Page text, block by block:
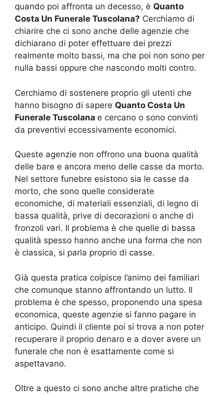
quando poi affronta un decesso, è Quanto
Costa Un Funerale Tuscolana? Cerchiamo di
chiarire che ci sono anche delle agenzie che
dichiarano di poter effettuare dei prezzi
realmente molto bassi, ma che poi non sono per
nulla bassi oppure che nascondo molti contro.
Cerchiamo di sostenere proprio gli utenti che
hanno bisogno di sapere Quanto Costa Un
Funerale Tuscolana e cercano o sono convinti
da preventivi eccessivamente economici.
Queste agenzie non offrono una buona qualità
delle bare e ancora meno delle casse da morto.
Nel settore funebre esistono sia le casse da
morto, che sono quelle considerate
economiche, di materiali essenziali, di legno di
bassa qualità, prive di decorazioni o anche di
fronzoli vari. Il problema è che quelle di bassa
qualità spesso hanno anche una forma che non
è classica, si parla proprio di casse.
Già questa pratica colpisce l’animo dei familiari
che comunque stanno affrontando un lutto. Il
problema è che spesso, proponendo una spesa
economica, queste agenzie si fanno pagare in
anticipo. Quindi il cliente poi si trova a non poter
recuperare il proprio denaro e a dover avere un
funerale che non è esattamente come si
aspettavano.
Oltre a questo ci sono anche altre pratiche che